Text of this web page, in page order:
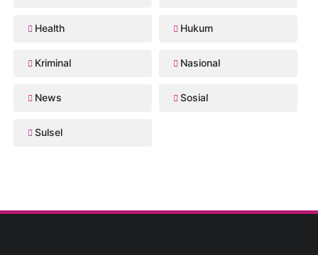
Health Hukum
Kriminal Nasional
News Sosial
Sulsel